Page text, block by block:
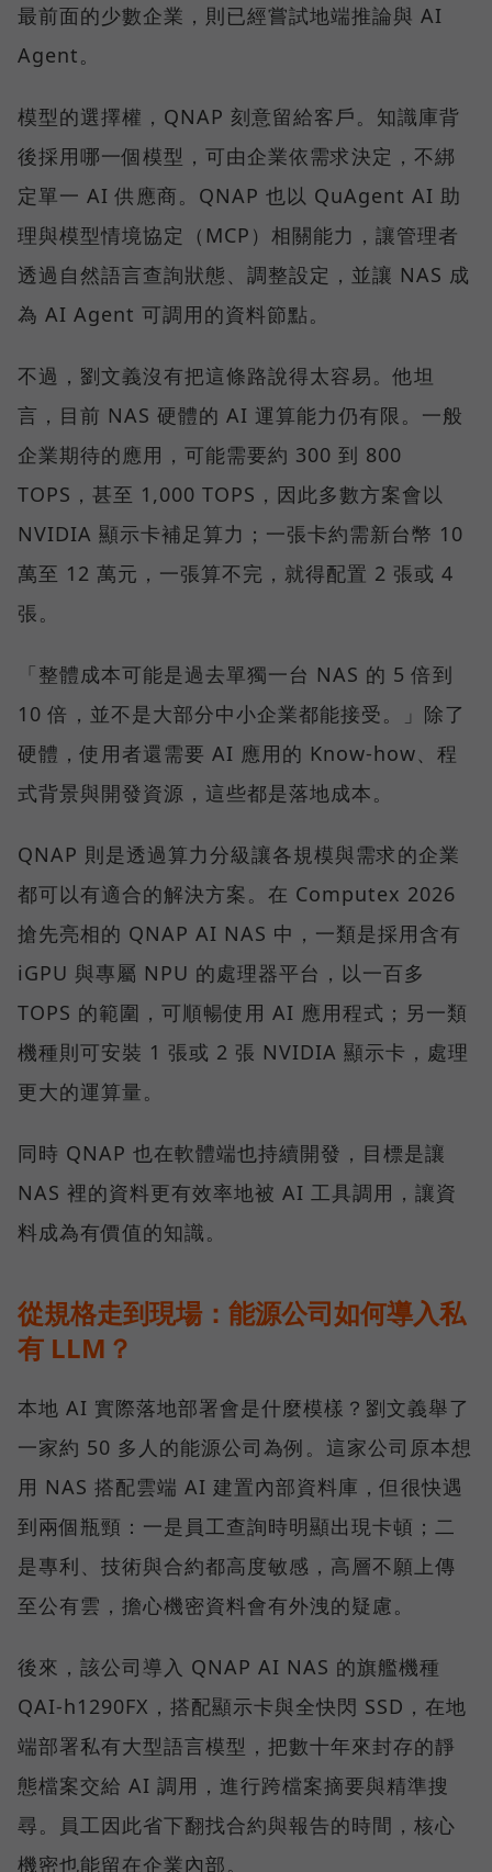
最前面的少數企業，則已經嘗試地端推論與 AI
Agent。
模型的選擇權，QNAP 刻意留給客戶。知識庫背
後採用哪一個模型，可由企業依需求決定，不綁
定單一 AI 供應商。QNAP 也以 QuAgent AI 助
理與模型情境協定（MCP）相關能力，讓管理者
透過自然語言查詢狀態、調整設定，並讓 NAS 成
為 AI Agent 可調用的資料節點。
不過，劉文義沒有把這條路說得太容易。他坦
言，目前 NAS 硬體的 AI 運算能力仍有限。一般
企業期待的應用，可能需要約 300 到 800
TOPS，甚至 1,000 TOPS，因此多數方案會以
NVIDIA 顯示卡補足算力；一張卡約需新台幣 10
萬至 12 萬元，一張算不完，就得配置 2 張或 4
張。
「整體成本可能是過去單獨一台 NAS 的 5 倍到
10 倍，並不是大部分中小企業都能接受。」除了
硬體，使用者還需要 AI 應用的 Know-how、程
式背景與開發資源，這些都是落地成本。
QNAP 則是透過算力分級讓各規模與需求的企業
都可以有適合的解決方案。在 Computex 2026
搶先亮相的 QNAP AI NAS 中，一類是採用含有
iGPU 與專屬 NPU 的處理器平台，以一百多
TOPS 的範圍，可順暢使用 AI 應用程式；另一類
機種則可安裝 1 張或 2 張 NVIDIA 顯示卡，處理
更大的運算量。
同時 QNAP 也在軟體端也持續開發，目標是讓
NAS 裡的資料更有效率地被 AI 工具調用，讓資
料成為有價值的知識。
從規格走到現場：能源公司如何導入私
有 LLM？
本地 AI 實際落地部署會是什麼模樣？劉文義舉了
一家約 50 多人的能源公司為例。這家公司原本想
用 NAS 搭配雲端 AI 建置內部資料庫，但很快遇
到兩個瓶頸：一是員工查詢時明顯出現卡頓；二
是專利、技術與合約都高度敏感，高層不願上傳
至公有雲，擔心機密資料會有外洩的疑慮。
後來，該公司導入 QNAP AI NAS 的旗艦機種
QAI-h1290FX，搭配顯示卡與全快閃 SSD，在地
端部署私有大型語言模型，把數十年來封存的靜
態檔案交給 AI 調用，進行跨檔案摘要與精準搜
尋。員工因此省下翻找合約與報告的時間，核心
機密也能留在企業內部。